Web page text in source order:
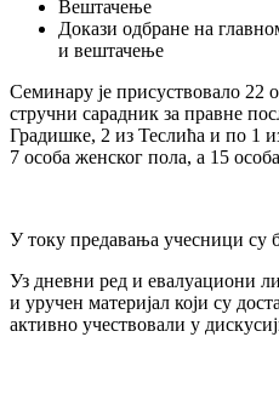
Вештачење
Докази одбране на
и вештачење
Семинару је присуствовало 22
стручни сарадник за правне
Градишке, 2 из Теслића и по 1
7 особа женског пола, а 15
У току предавања учесници су
Уз дневни ред и евалуациони
и уручен материјал који су
активно учествовали у